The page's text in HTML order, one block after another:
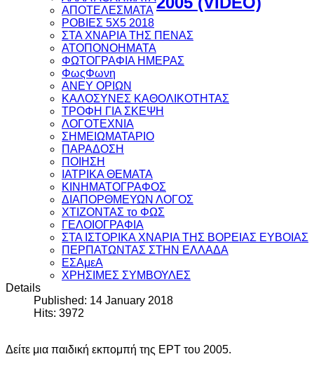
ΑΠΟΤΕΛΕΣΜΑΤΑ
ΡΟΒΙΕΣ 5Χ5 2018
ΣΤΑ ΧΝΑΡΙΑ ΤΗΣ ΠΕΝΑΣ
ΑΤΟΠΟΝΟΗΜΑΤΑ
ΦΩΤΟΓΡΑΦΙΑ ΗΜΕΡΑΣ
ΦωςΦωνη
ANEY ΟΡΙΩΝ
ΚΑΛΟΣΥΝΕΣ ΚΑΘΟΛΙΚΟΤΗΤΑΣ
ΤΡΟΦΗ ΓΙΑ ΣΚΕΨΗ
ΛΟΓΟΤΕΧΝΙΑ
ΣΗΜΕΙΩΜΑΤΑΡΙΟ
ΠΑΡΑΔΟΣΗ
ΠΟΙΗΣΗ
ΙΑΤΡΙΚΑ ΘΕΜΑΤΑ
ΚΙΝΗΜΑΤΟΓΡΑΦΟΣ
ΔΙΑΠΟΡΘΜΕΥΩΝ ΛΟΓΟΣ
ΧΤΙΖΟΝΤΑΣ το ΦΩΣ
ΓΕΛΟΙΟΓΡΑΦΙΑ
ΣΤΑ ΙΣΤΟΡΙΚΑ ΧΝΑΡΙΑ ΤΗΣ ΒΟΡΕΙΑΣ ΕΥΒΟΙΑΣ
ΠΕΡΠΑΤΩΝΤΑΣ ΣΤΗΝ ΕΛΛΑΔΑ
ΕΣΑμεΑ
ΧΡΗΣΙΜΕΣ ΣΥΜΒΟΥΛΕΣ
Details
Published: 14 January 2018
Hits: 3972
Δείτε μια παιδική εκπομπή της ΕΡΤ του 2005.